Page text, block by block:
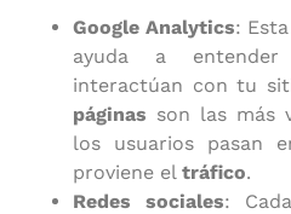
Google Analytics:
ayuda a
interactúan con tu
páginas son las más
los usuarios pasan
proviene el tráfico.
Redes sociales: